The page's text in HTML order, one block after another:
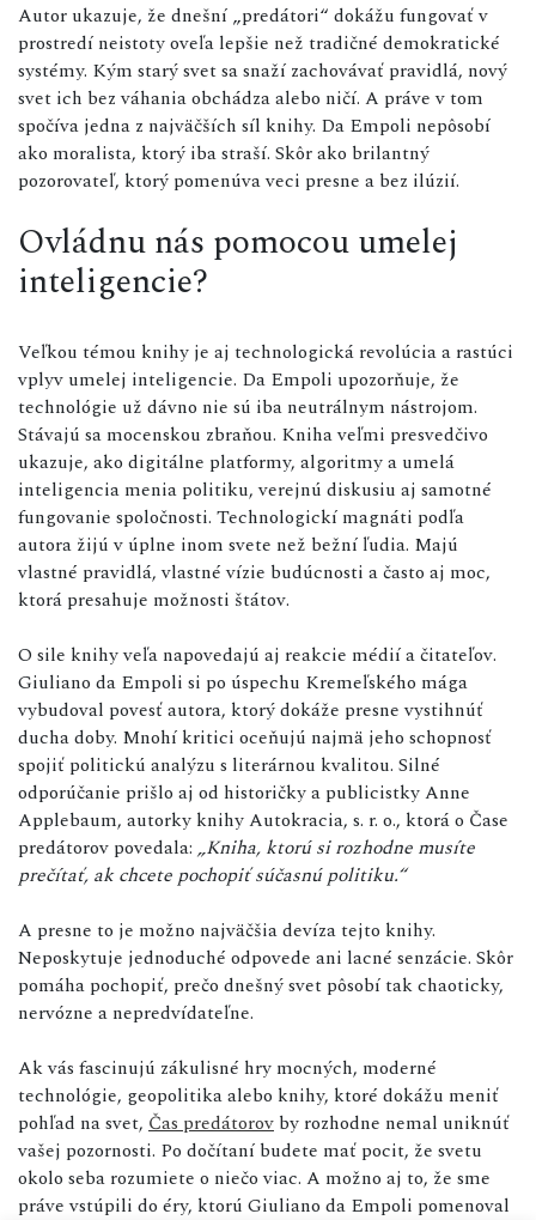
Autor ukazuje, že dnešní „predátori“ dokážu fungovať v
prostredí neistoty oveľa lepšie než tradičné demokratické
systémy. Kým starý svet sa snaží zachovávať pravidlá, nový
svet ich bez váhania obchádza alebo ničí. A práve v tom
spočíva jedna z najväčších síl knihy. Da Empoli nepôsobí
ako moralista, ktorý iba straší. Skôr ako brilantný
pozorovateľ, ktorý pomenúva veci presne a bez ilúzií.
Ovládnu nás pomocou umelej
inteligencie?
Veľkou témou knihy je aj technologická revolúcia a rastúci
vplyv umelej inteligencie. Da Empoli upozorňuje, že
technológie už dávno nie sú iba neutrálnym nástrojom.
Stávajú sa mocenskou zbraňou. Kniha veľmi presvedčivo
ukazuje, ako digitálne platformy, algoritmy a umelá
inteligencia menia politiku, verejnú diskusiu aj samotné
fungovanie spoločnosti. Technologickí magnáti podľa
autora žijú v úplne inom svete než bežní ľudia. Majú
vlastné pravidlá, vlastné vízie budúcnosti a často aj moc,
ktorá presahuje možnosti štátov.
O sile knihy veľa napovedajú aj reakcie médií a čitateľov.
Giuliano da Empoli si po úspechu Kremeľského mága
vybudoval povesť autora, ktorý dokáže presne vystihnúť
ducha doby. Mnohí kritici oceňujú najmä jeho schopnosť
spojiť politickú analýzu s literárnou kvalitou. Silné
odporúčanie prišlo aj od historičky a publicistky Anne
Applebaum, autorky knihy Autokracia, s. r. o., ktorá o Čase
predátorov povedala: „Kniha, ktorú si rozhodne musíte
prečítať, ak chcete pochopiť súčasnú politiku.“
A presne to je možno najväčšia devíza tejto knihy.
Neposkytuje jednoduché odpovede ani lacné senzácie. Skôr
pomáha pochopiť, prečo dnešný svet pôsobí tak chaoticky,
nervózne a nepredvídateľne.
Ak vás fascinujú zákulisné hry mocných, moderné
technológie, geopolitika alebo knihy, ktoré dokážu meniť
pohľad na svet, Čas predátorov by rozhodne nemal uniknúť
vašej pozornosti. Po dočítaní budete mať pocit, že svetu
okolo seba rozumiete o niečo viac. A možno aj to, že sme
práve vstúpili do éry, ktorú Giuliano da Empoli pomenoval